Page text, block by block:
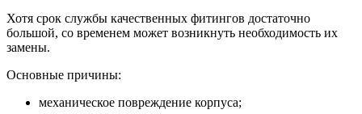
Хотя срок службы качественных фитингов достаточно
большой, со временем может возникнуть необходимость их
замены.
Основные причины:
механическое повреждение корпуса;